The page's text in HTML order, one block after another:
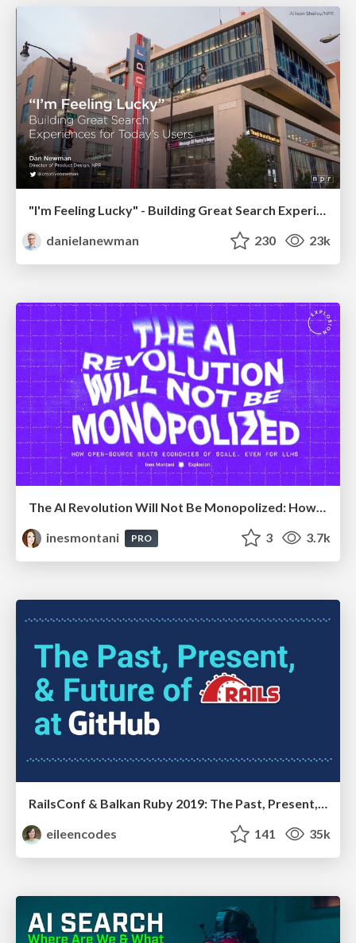
"I'm Feeling Lucky" - Building Great Search Experiences for Today's Users (#IAC19)
danielanewman
230 23k
The AI Revolution Will Not Be Monopolized: How open-source beats economies of scale, even for LLMs
inesmontani
PRO 3 3.7k
RailsConf & Balkan Ruby 2019: The Past, Present, and Future of Rails at GitHub
eileencodes
141 35k